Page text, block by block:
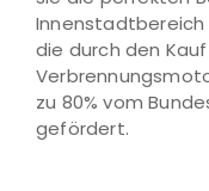
Innenstadtbereich
die durch den
zu 80% vom
gefördert.